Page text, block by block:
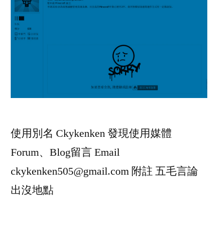
使用別名 Ckykenken 發現使用媒體
Forum、Blog留言 Email
ckykenken505@gmail.com 附註 五毛言論
出沒地點